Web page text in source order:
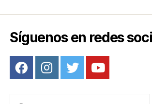
o
k
tir
Síguenos en redes